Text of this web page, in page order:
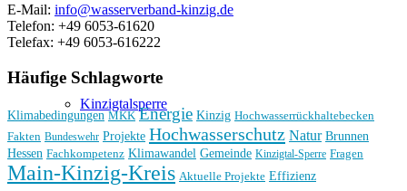
Kinzigtalsperre
E-Mail: info@wasserverband-kinzig.de
Telefon: +49 6053-61620
Telefax: +49 6053-616222
Häufige Schlagworte
Klimabedingungen MKK Energie Kinzig Hochwasserrückhaltebecken
Fakten Bundeswehr Projekte Hochwasserschutz Natur Brunnen
Hessen Fachkompetenz Klimawandel Gemeinde Kinzigtal-Sperre Fragen
Main-Kinzig-Kreis Aktuelle Projekte Effizienz